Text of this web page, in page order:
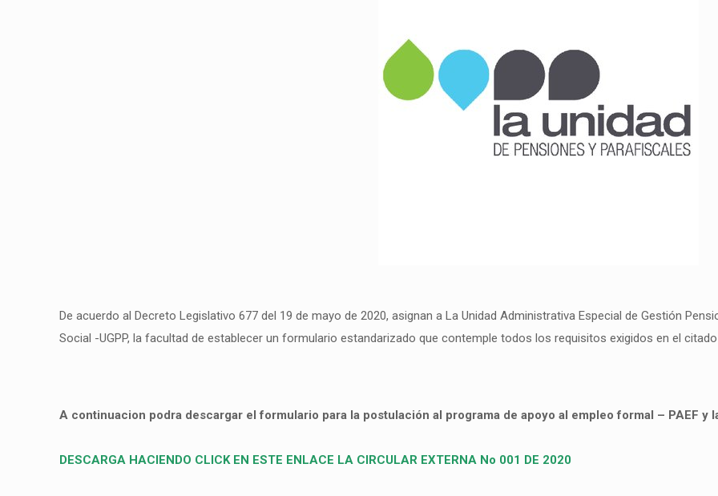
De acuerdo al Decreto Legislativo 677 del 19 de mayo de 2020, asignan a La Unidad Administrativa Especial de Gestión
Social -UGPP, la facultad de establecer un formulario estandarizado que contemple todos los requisitos exigidos en el
A continuacion podra descargar el formulario para la postulación al programa de apoyo al empleo formal – PAEF y
DESCARGA HACIENDO CLICK EN ESTE ENLACE LA CIRCULAR EXTERNA No 001 DE 2020